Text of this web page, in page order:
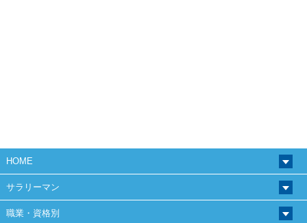
HOME
サラリーマン
職業・資格別